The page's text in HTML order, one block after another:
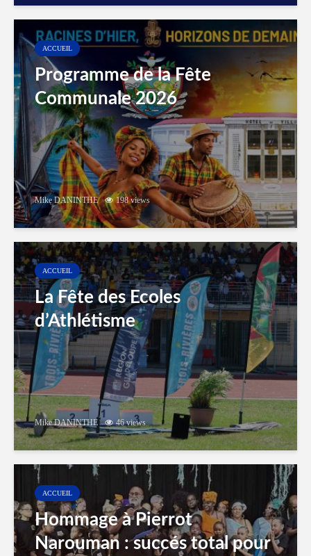
ACCUEIL
Programme de la Fête
Communale 2026
Mike DANINTHE 198 views
ACCUEIL
La Fête des Ecoles
d’Athlétisme
Mike DANINTHE 46 views
ACCUEIL
Hommage à Pierrot
Narouman : succés total pour